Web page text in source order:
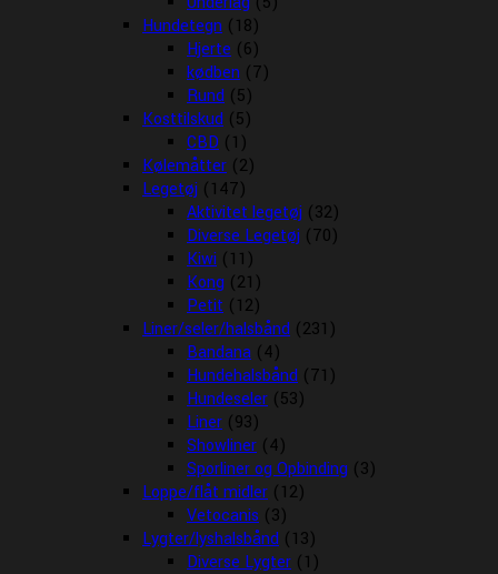
Hundetegn (18)
Hjerte (6)
kødben (7)
Rund (5)
Kosttilskud (5)
CBD (1)
Kølemåtter (2)
Legetøj (147)
Aktivitet legetøj (32)
Diverse Legetøj (70)
Kiwi (11)
Kong (21)
Petit (12)
Liner/seler/halsbånd (231)
Bandana (4)
Hundehalsbånd (71)
Hundeseler (53)
Liner (93)
Showliner (4)
Sporliner og Opbinding (3)
Loppe/flåt midler (12)
Vetocanis (3)
Lygter/lyshalsbånd (13)
Diverse Lygter (1)